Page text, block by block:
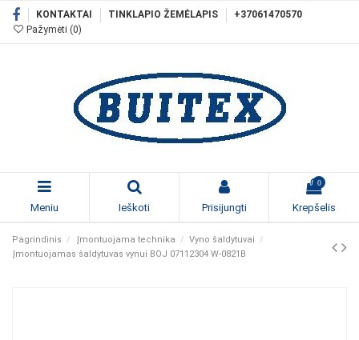
KONTAKTAI TINKLAPIO ŽEMĖLAPIS
+37061470570
Pažymėti (0)
Meniu Ieškoti Prisijungti
0
Krepšelis
Pagrindinis Įmontuojama technika
Vyno šaldytuvai
Įmontuojamas šaldytuvas vynui BOJ 07112304 W-0821B